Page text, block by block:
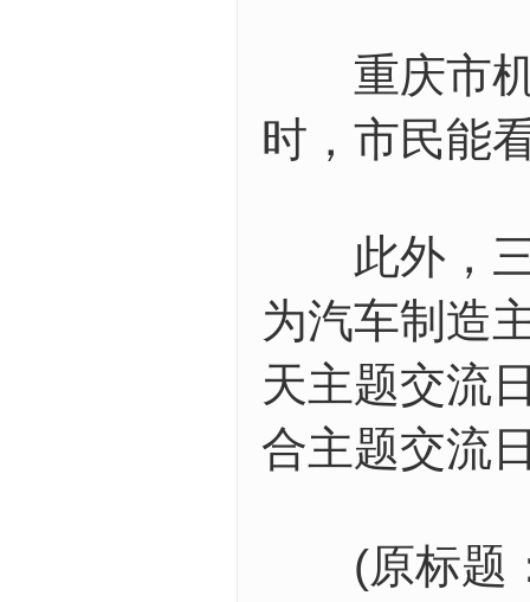
重庆市机
时，市民能
此外，三
为汽车制造
天主题交流
合主题交流
(原标题：